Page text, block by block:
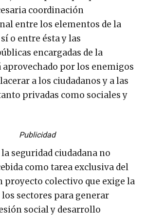
coordinación
entre los elementos de la
o entre ésta y las
encargadas de la
aprovechado por los enemigos
a los ciudadanos y a las
privadas como sociales y
Publicidad
seguridad ciudadana no
como tarea exclusiva del
proyecto colectivo que exige la
sectores para generar
social y desarrollo